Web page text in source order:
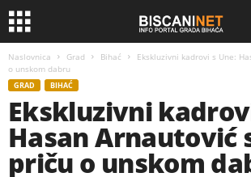
Naslovnica Grad Bihać
Ekskluzivni kadrovi s Une:
o unskom dabru
GRAD BIHAĆ
Ekskluzivni
Hasan Arnautović
priču o unskom